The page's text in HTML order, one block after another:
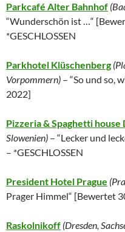
Parkcafé Alter Bahnhof
“Wunderschön ist …“
*GESCHLOSSEN
Parkhotel Klüschenberg
Vorpommern) – “So und so,
2022]
Pizzeria & Spaghetti house
Slowenien) – “Lecker und
– *GESCHLOSSEN
President Hotel Prague
Prager Himmel“ [Bewertet
Raskolnikoff (Dresden,